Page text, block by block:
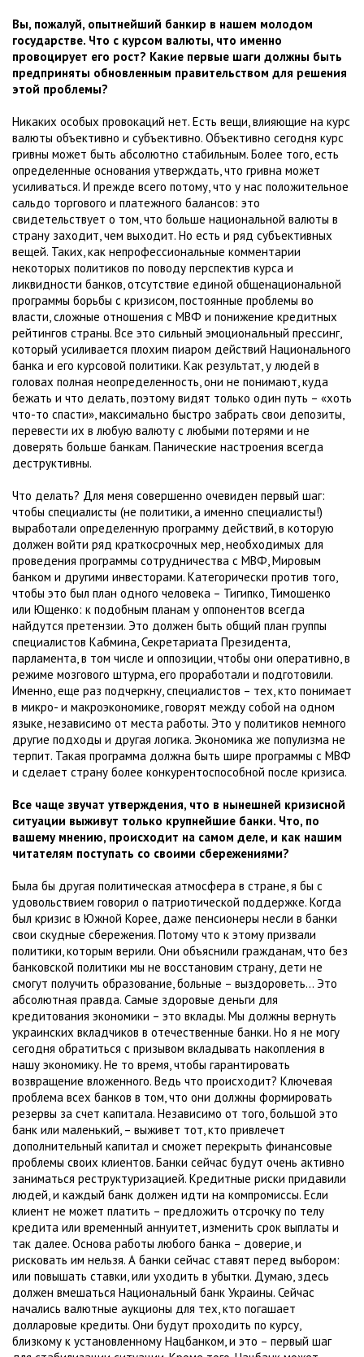
Вы, пожалуй, опытнейший банкир в нашем молодом
государстве. Что с курсом валюты, что именно
провоцирует его рост? Какие первые шаги должны быть
предприняты обновленным правительством для решения
этой проблемы?
Никаких особых провокаций нет. Есть вещи, влияющие на курс
валюты объективно и субъективно. Объективно сегодня курс
гривны может быть абсолютно стабильным. Более того, есть
определенные основания утверждать, что гривна может
усиливаться. И прежде всего потому, что у нас положительное
сальдо торгового и платежного балансов: это
свидетельствует о том, что больше национальной валюты в
страну заходит, чем выходит. Но есть и ряд субъективных
вещей. Таких, как непрофессиональные комментарии
некоторых политиков по поводу перспектив курса и
ликвидности банков, отсутствие единой общенациональной
программы борьбы с кризисом, постоянные проблемы во
власти, сложные отношения с МВФ и понижение кредитных
рейтингов страны. Все это сильный эмоциональный прессинг,
который усиливается плохим пиаром действий Национального
банка и его курсовой политики. Как результат, у людей в
головах полная неопределенность, они не понимают, куда
бежать и что делать, поэтому видят только один путь – «хоть
что-то спасти», максимально быстро забрать свои депозиты,
перевести их в любую валюту с любыми потерями и не
доверять больше банкам. Панические настроения всегда
деструктивны.
Что делать? Для меня совершенно очевиден первый шаг:
чтобы специалисты (не политики, а именно специалисты!)
выработали определенную программу действий, в которую
должен войти ряд краткосрочных мер, необходимых для
проведения программы сотрудничества с МВФ, Мировым
банком и другими инвесторами. Категорически против того,
чтобы это был план одного человека – Тигипко, Тимошенко
или Ющенко: к подобным планам у оппонентов всегда
найдутся претензии. Это должен быть общий план группы
специалистов Кабмина, Секретариата Президента,
парламента, в том числе и оппозиции, чтобы они оперативно, в
режиме мозгового штурма, его проработали и подготовили.
Именно, еще раз подчеркну, специалистов – тех, кто понимает
в микро- и макроэкономике, говорят между собой на одном
языке, независимо от места работы. Это у политиков немного
другие подходы и другая логика. Экономика же популизма не
терпит. Такая программа должна быть шире программы с МВФ
и сделает страну более конкурентоспособной после кризиса.
Все чаще звучат утверждения, что в нынешней кризисной
ситуации выживут только крупнейшие банки. Что, по
вашему мнению, происходит на самом деле, и как нашим
читателям поступать со своими сбережениями?
Была бы другая политическая атмосфера в стране, я бы с
удовольствием говорил о патриотической поддержке. Когда
был кризис в Южной Корее, даже пенсионеры несли в банки
свои скудные сбережения. Потому что к этому призвали
политики, которым верили. Они объяснили гражданам, что без
банковской политики мы не восстановим страну, дети не
смогут получить образование, больные – выздороветь… Это
абсолютная правда. Самые здоровые деньги для
кредитования экономики – это вклады. Мы должны вернуть
украинских вкладчиков в отечественные банки. Но я не могу
сегодня обратиться с призывом вкладывать накопления в
нашу экономику. Не то время, чтобы гарантировать
возвращение вложенного. Ведь что происходит? Ключевая
проблема всех банков в том, что они должны формировать
резервы за счет капитала. Независимо от того, большой это
банк или маленький, – выживет тот, кто привлечет
дополнительный капитал и сможет перекрыть финансовые
проблемы своих клиентов. Банки сейчас будут очень активно
заниматься реструктуризацией. Кредитные риски придавили
людей, и каждый банк должен идти на компромиссы. Если
клиент не может платить – предложить отсрочку по телу
кредита или временный аннуитет, изменить срок выплаты и
так далее. Основа работы любого банка – доверие, и
рисковать им нельзя. А банки сейчас ставят перед выбором:
или повышать ставки, или уходить в убытки. Думаю, здесь
должен вмешаться Национальный банк Украины. Сейчас
начались валютные аукционы для тех, кто погашает
долларовые кредиты. Они будут проходить по курсу,
близкому к установленному Нацбанком, и это – первый шаг